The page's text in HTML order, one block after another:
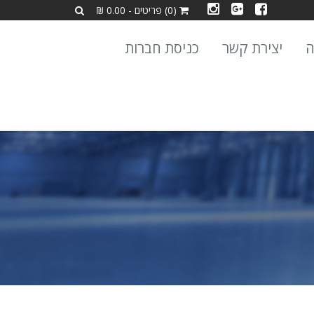
(0) פריטים - 0.00 ₪
יצירת קשר כניסת חברות